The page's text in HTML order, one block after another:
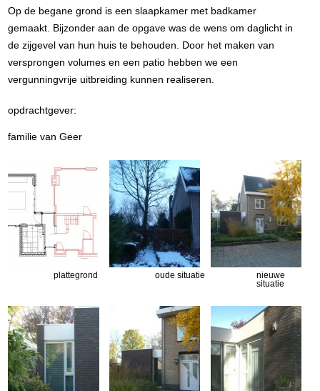
Op de begane grond is een slaapkamer met badkamer
gemaakt. Bijzonder aan de opgave was de wens om daglicht in
de zijgevel van hun huis te behouden. Door het maken van
versprongen volumes en een patio hebben we een
vergunningvrije uitbreiding kunnen realiseren.
opdrachtgever:
familie van Geer
plattegrond oude situatie
nieuwe
situatie